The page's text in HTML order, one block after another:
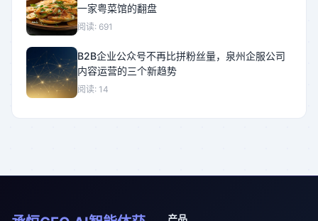
一家粤菜馆的翻盘
阅读: 691
B2B企业公众号不再比拼粉丝量，泉州企服公司
内容运营的三个新趋势
阅读: 14
产品